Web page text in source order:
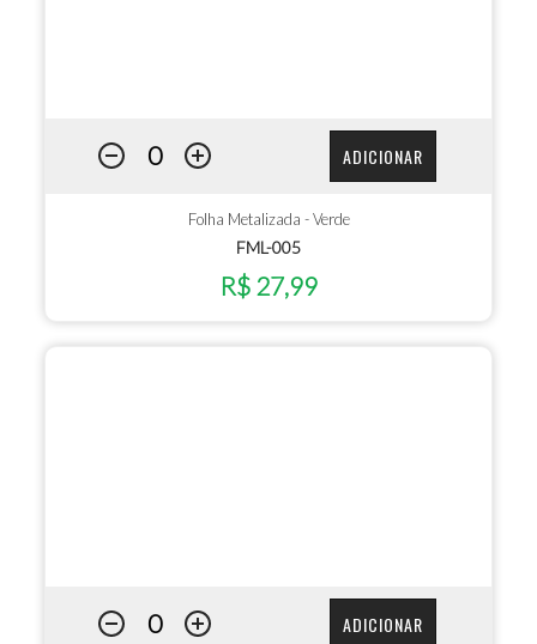
ADICIONAR
Folha Metalizada - Verde
FML-005
R$ 27,99
ADICIONAR